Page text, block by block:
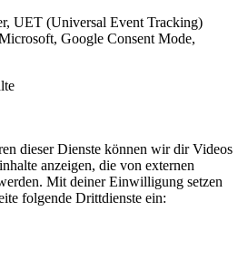
UET (Universal Event Tracking)
Google Consent Mode,
dieser Dienste können wir dir Videos
anzeigen, die von externen
Mit deiner Einwilligung setzen
folgende Drittdienste ein: